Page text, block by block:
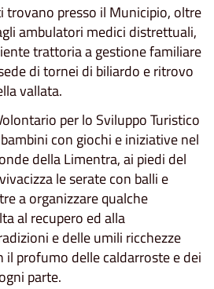
trovano presso il Municipio, oltre
ambulatori medici distrettuali,
trattoria a gestione familiare
di tornei di biliardo e ritrovo
vallata.
per lo Sviluppo Turistico
con giochi e iniziative nel
della Limentra, ai piedi del
le serate con balli e
a organizzare qualche
al recupero ed alla
e delle umili ricchezze
il profumo delle caldarroste e dei
parte.